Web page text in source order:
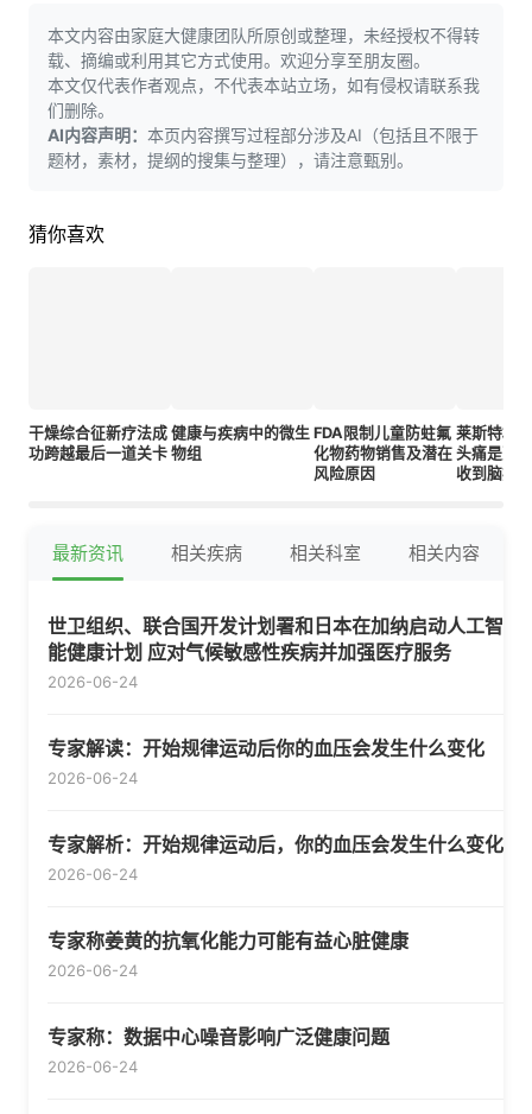
本文内容由家庭大健康团队所原创或整理，未经授权不得转
载、摘编或利用其它方式使用。欢迎分享至朋友圈。
本文仅代表作者观点，不代表本站立场，如有侵权请联系我
们删除。
AI内容声明： 本页内容撰写过程部分涉及AI（包括且不限于
题材，素材，提纲的搜集与整理），请注意甄别。
猜你喜欢
干燥综合征新疗法成
功跨越最后一道关卡
健康与疾病中的微生
物组
FDA限制儿童防蛀氟
化物药物销售及潜在
风险原因
莱斯特郡
头痛是更
收到脑癌
最新资讯 相关疾病 相关科室 相关内容
世卫组织、联合国开发计划署和日本在加纳启动人工智
能健康计划 应对气候敏感性疾病并加强医疗服务
2026-06-24
专家解读：开始规律运动后你的血压会发生什么变化
2026-06-24
专家解析：开始规律运动后，你的血压会发生什么变化
2026-06-24
专家称姜黄的抗氧化能力可能有益心脏健康
2026-06-24
专家称：数据中心噪音影响广泛健康问题
2026-06-24